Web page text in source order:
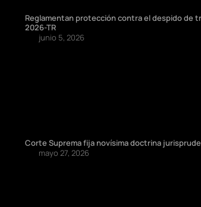
Reglamentan protección contra el despido de
2026-TR
junio 5, 2026
Corte Suprema fija novísima doctrina
mayo 27, 2026